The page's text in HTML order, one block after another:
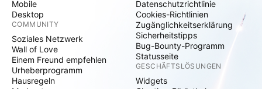
Mobile
Desktop
COMMUNITY
Soziales Netzwerk
Wall of Love
Einem Freund empfehlen
Urheberprogramm
Hausregeln
Datenschutzrichtlinie
Cookies-Richtlinien
Zugänglichkeitserklärung
Sicherheitstipps
Bug-Bounty-Programm
Statusseite
GESCHÄFTSLÖSUNGEN
Widgets